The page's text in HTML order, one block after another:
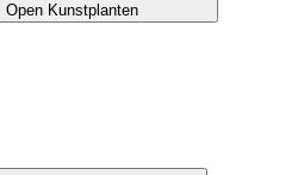
Open Kunstplanten